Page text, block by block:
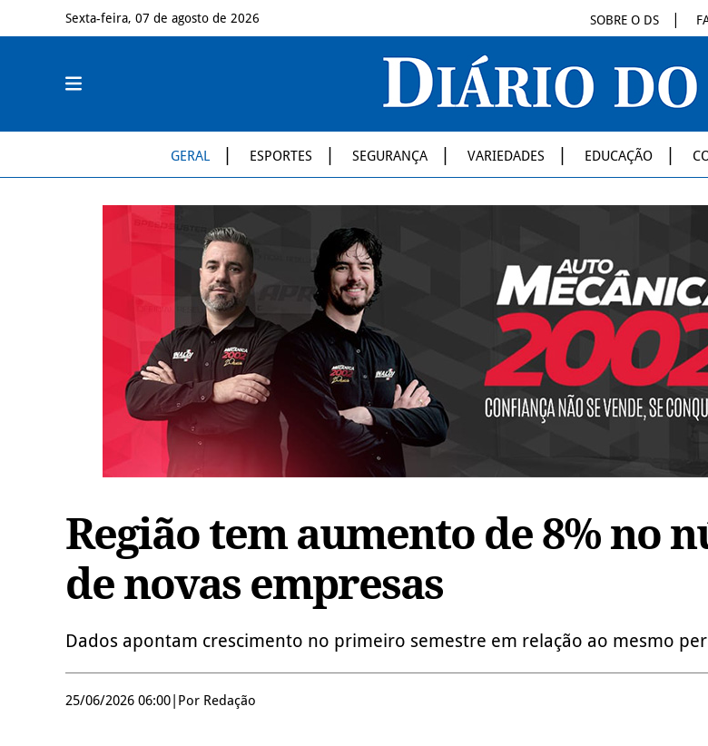
Sexta-feira, 07 de agosto de 2026 SOBRE O DS
GERAL ESPORTES SEGURANÇA VARIEDADES EDUCAÇÃO
Região tem aumento de 8% no
de novas empresas
Dados apontam crescimento no primeiro semestre em relação ao mesmo
25/06/2026 06:00 Por Redação